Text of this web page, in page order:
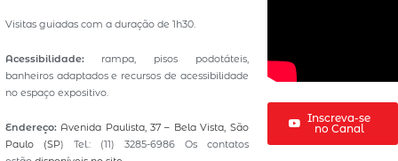
Visitas guiadas com a duração de 1h30.
Acessibilidade: rampa, pisos podotáteis,
banheiros adaptados e recursos de acessibilidade
no espaço expositivo.
Endereço: Avenida Paulista, 37 – Bela Vista, São
Paulo (SP) Tel.: (11) 3285-6986 Os contatos
Inscreva-se
no Canal